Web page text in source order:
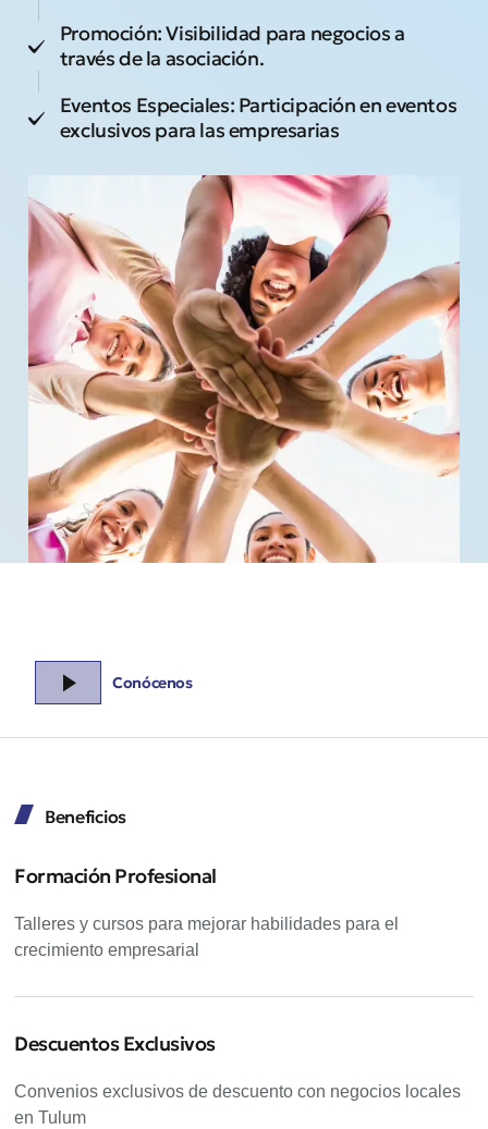
Promoción: Visibilidad para negocios a
través de la asociación.
Eventos Especiales: Participación en eventos
exclusivos para las empresarias
Conócenos
Beneficios
Formación Profesional
Talleres y cursos para mejorar habilidades para el
crecimiento empresarial
Descuentos Exclusivos
Convenios exclusivos de descuento con negocios locales
en Tulum